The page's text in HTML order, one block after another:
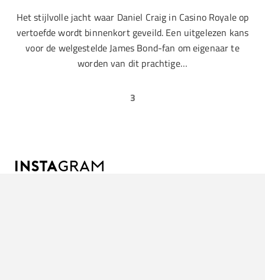
Het stijlvolle jacht waar Daniel Craig in Casino Royale op
vertoefde wordt binnenkort geveild. Een uitgelezen kans
voor de welgestelde James Bond-fan om eigenaar te
worden van dit prachtige…
3
INSTAGRAM